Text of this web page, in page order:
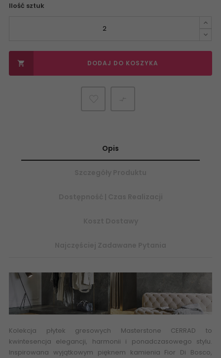
Ilość sztuk
 DODAJ DO KOSZYKA
Opis
Kolekcja płytek gresowych Masterstone CERRAD to
kwintesencja elegancji, harmonii i ponadczasowego stylu.
Inspirowana wyjątkowym pięknem kamienia Fior Di Bosco,